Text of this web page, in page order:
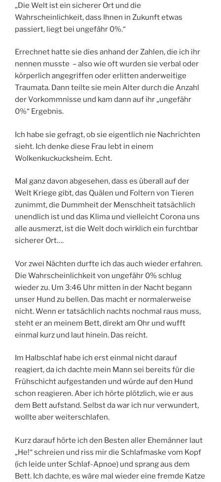
„Die Welt ist ein sicherer Ort und die
Wahrscheinlichkeit, dass Ihnen in Zukunft etwas
passiert, liegt bei ungefähr 0%.“
Errechnet hatte sie dies anhand der Zahlen, die ich ihr
nennen musste – also wie oft wurden sie verbal oder
körperlich angegriffen oder erlitten anderweitige
Traumata. Dann teilte sie mein Alter durch die Anzahl
der Vorkommnisse und kam dann auf ihr „ungefähr
0%“ Ergebnis.
Ich habe sie gefragt, ob sie eigentlich nie Nachrichten
sieht. Ich denke diese Frau lebt in einem
Wolkenkuckucksheim. Echt.
Mal ganz davon abgesehen, dass es überall auf der
Welt Kriege gibt, das Quälen und Foltern von Tieren
zunimmt, die Dummheit der Menschheit tatsächlich
unendlich ist und das Klima und vielleicht Corona uns
alle ausmerzt, ist die Welt doch wirklich ein furchtbar
sicherer Ort….
Vor zwei Nächten durfte ich das auch wieder erfahren.
Die Wahrscheinlichkeit von ungefähr 0% schlug
wieder zu. Um 3:46 Uhr mitten in der Nacht begann
unser Hund zu bellen. Das macht er normalerweise
nicht. Wenn er tatsächlich nachts nochmal raus muss,
steht er an meinem Bett, direkt am Ohr und wufft
einmal kurz und laut hinein. Das reicht.
Im Halbschlaf habe ich erst einmal nicht darauf
reagiert, da ich dachte mein Mann sei bereits für die
Frühschicht aufgestanden und würde auf den Hund
schon reagieren. Aber ich hörte plötzlich, wie er aus
dem Bett aufstand. Selbst da war ich nur verwundert,
wollte aber weiterschlafen.
Kurz darauf hörte ich den Besten aller Ehemänner laut
„He!“ schreien und riss mir die Schlafmaske vom Kopf
(ich leide unter Schlaf-Apnoe) und sprang aus dem
Bett. Ich dachte, es wäre mal wieder eine fremde Katze